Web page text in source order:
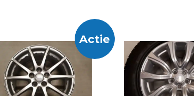
Actie